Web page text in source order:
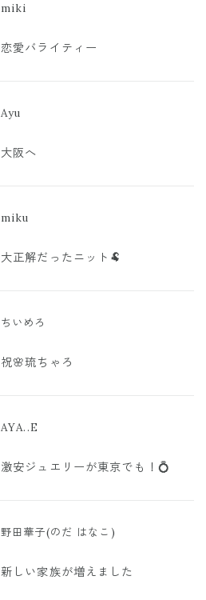
miki
恋愛バライティー
Ayu
大阪へ
miku
大正解だったニット🐏
ちいめろ
祝🌸琉ちゃろ
AYA..E
激安ジュエリーが東京でも！💍
野田華子(のだ はなこ)
新しい家族が増えました